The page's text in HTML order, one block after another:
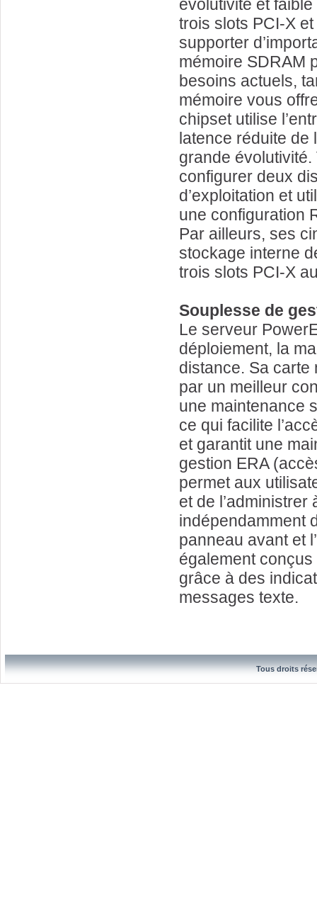
évolutivité et
trois slots PCI-X
supporter
mémoire SDRAM
besoins actuels,
mémoire vous
chipset utilise
latence réduite de
grande
configurer deux
d’exploitation et
une configuration
Par ailleurs, ses
stockage interne
trois slots PCI-X
Souplesse de
Le serveur
déploiement, la
distance. Sa carte
par un meilleur
une maintenance
ce qui facilite
et garantit une
gestion ERA
permet aux
et de l’administrer
indépendamment
panneau avant et
également
grâce à des
messages texte.
Tous droits